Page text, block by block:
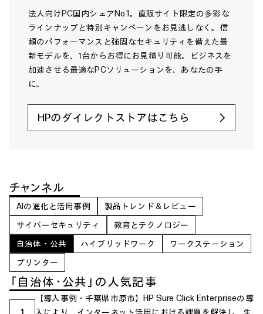
法人向けPC国内シェアNo.1。直販サイト限定の多彩な
ラインナップと特別キャンペーンをお見逃しなく。信
頼のパフォーマンスと強固なセキュリティを備えた最
新モデルを、1台からお得にお見積り可能。ビジネスを
加速させる最適なPCソリューションを、あなたの手
に。
HPのダイレクトストアはこちら
チャンネル
AIの進化と活用事例
製品トレンド＆レビュー
サイバーセキュリティ
教育とテクノロジー
自治体・公共
ハイブリッドワーク
ワークステーション
プリンター
「自治体・公共」の人気記事
【導入事例・千葉県市原市】HP Sure Click Enterpriseの導